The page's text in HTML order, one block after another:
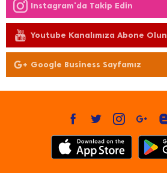
Instagram'da Takip Edin
Youtube Kanalımıza Abone Olun
Google Business Sayfamız